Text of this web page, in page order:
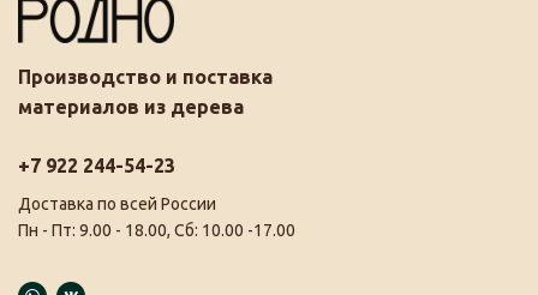
Производство и поставка
материалов из дерева
+7 922 244-54-23
Доставка по всей России
Пн - Пт: 9.00 - 18.00, Сб: 10.00 -17.00